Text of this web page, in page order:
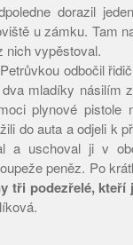
dorazil
u zámku. Tam
nich vypěstoval.
odbočil
mladíky násilím
plynové pistole
do auta a odjeli k
a uschoval ji v
peněz. Po
tři podezřelé,